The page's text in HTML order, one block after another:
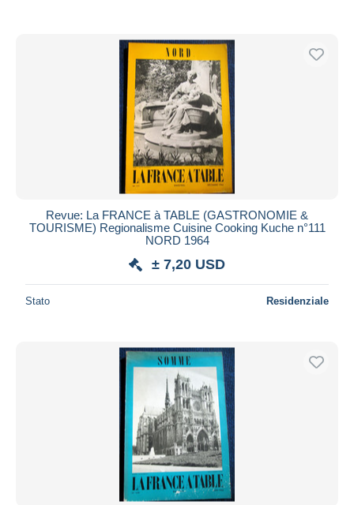
Revue: La FRANCE à TABLE (GASTRONOMIE &
TOURISME) Regionalisme Cuisine Cooking Kuche n°111
NORD 1964
± 7,20 USD
Stato Residenziale